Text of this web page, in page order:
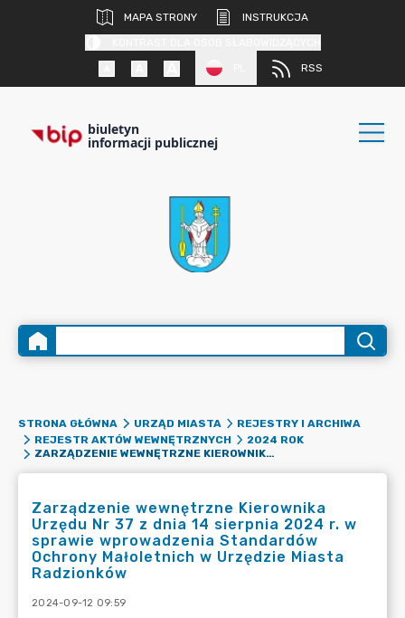
MAPA STRONY
INSTRUKCJA
RSS
biuletyn
informacji publicznej
STRONA GŁÓWNA URZĄD MIASTA
REJESTRY I ARCHIWA
REJESTR AKTÓW WEWNĘTRZNYCH
2024 ROK
ZARZĄDZENIE WEWNĘTRZNE KIEROWNIKA URZĘDU NR 37 Z DNIA 14 SIERPNIA 2024 R. W SPRAWIE WPROWADZENIA STANDARDÓW OCHRONY MAŁOLETNICH W URZĘDZIE MIASTA RADZIONKÓW
Zarządzenie wewnętrzne Kierownika
Urzędu Nr 37 z dnia 14 sierpnia 2024 r. w
sprawie wprowadzenia Standardów
Ochrony Małoletnich w Urzędzie Miasta
Radzionków
2024-09-12 09:59